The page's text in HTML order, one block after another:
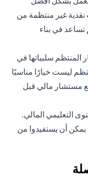
نقدية غير منتظمة من
في بناء
المنتظم سلبياتها في
ليست خيارًا مناسبًا
مع مستشار مالي قبل
التعليمي المالي.
يمكن أن يستفيدوا من